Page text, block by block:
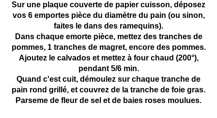
Sur une plaque couverte de papier cuisson, déposez
vos 6 emportes pièce du diamètre du pain (ou sinon,
faites le dans des ramequins).
Dans chaque emorte pièce, mettez des tranches de
pommes, 1 tranches de magret, encore des pommes.
Ajoutez le calvados et mettez à four chaud (200°),
pendant 5/6 min.
Quand c'est cuit, démoulez sur chaque tranche de
pain rond grillé, et couvrez de la tranche de foie gras.
Parseme de fleur de sel et de baies roses moulues.